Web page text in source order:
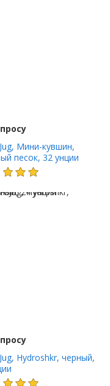
Мини-кувшин,
песок, 32 унции
Hydroshkr, черный,